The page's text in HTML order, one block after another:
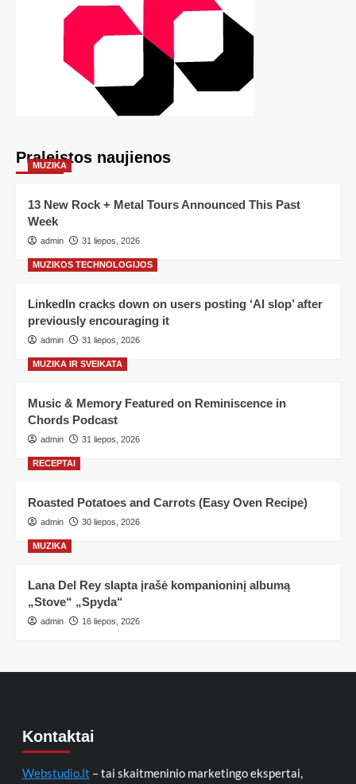
Praleistos naujienos
MUZIKA
13 New Rock + Metal Tours Announced This Past
Week
admin 31 liepos, 2026
MUZIKOS TECHNOLOGIJOS
LinkedIn cracks down on users posting ‘AI slop’ after
previously encouraging it
admin 31 liepos, 2026
MUZIKA IR SVEIKATA
Music & Memory Featured on Reminiscence in
Chords Podcast
admin 31 liepos, 2026
RECEPTAI
Roasted Potatoes and Carrots (Easy Oven Recipe)
admin 30 liepos, 2026
MUZIKA
Lana Del Rey slapta įrašė kompanioninį albumą
„Stove“ „Spyda“
admin 16 liepos, 2026
Kontaktai
Webstudio.lt – tai skaitmeninio marketingo ekspertai,